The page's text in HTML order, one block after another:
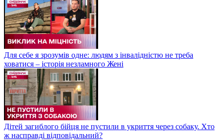
Для себе я зрозумів одне: людям з інвалідністю не треба
ховатися – історія незламного Жені
Дітей загиблого бійця не пустили в укриття через собаку. Хто
ж насправді відповідальний?